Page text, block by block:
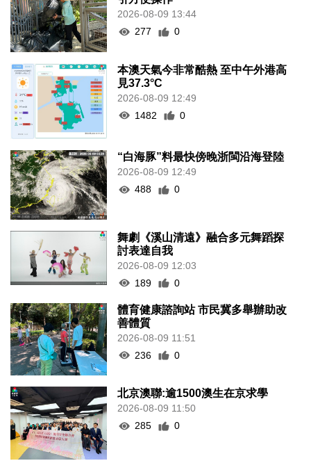
2026-08-09 13:44
277
0
本澳天氣今非常酷熱 至中午外港高
見37.3°C
2026-08-09 12:49
1482
0
“白海豚”料最快傍晚浙閩沿海登陸
2026-08-09 12:49
488
0
舞劇《溪山清遠》融合多元舞蹈探
討表達自我
2026-08-09 12:03
189
0
體育健康諮詢站 市民冀多舉辦助改
善體質
2026-08-09 11:51
236
0
北京澳聯:逾1500澳生在京求學
2026-08-09 11:50
285
0